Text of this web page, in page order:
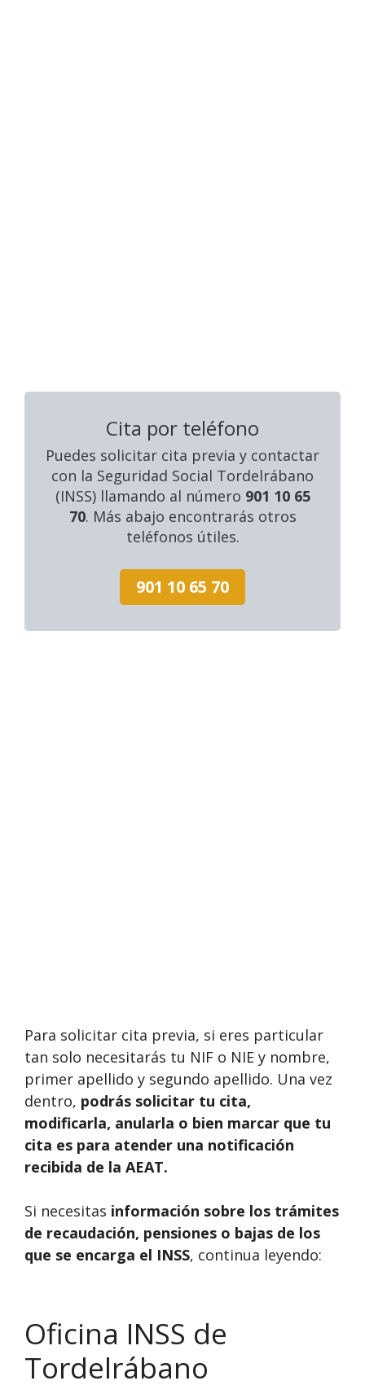
Cita por teléfono
Puedes solicitar cita previa y contactar
con la Seguridad Social Tordelrábano
(INSS) llamando al número 901 10 65
70. Más abajo encontrarás otros
teléfonos útiles.
901 10 65 70
Para solicitar cita previa, si eres particular
tan solo necesitarás tu NIF o NIE y nombre,
primer apellido y segundo apellido. Una vez
dentro, podrás solicitar tu cita,
modificarla, anularla o bien marcar que tu
cita es para atender una notificación
recibida de la AEAT.
Si necesitas información sobre los trámites
de recaudación, pensiones o bajas de los
que se encarga el INSS, continua leyendo:
Oficina INSS de
Tordelrábano